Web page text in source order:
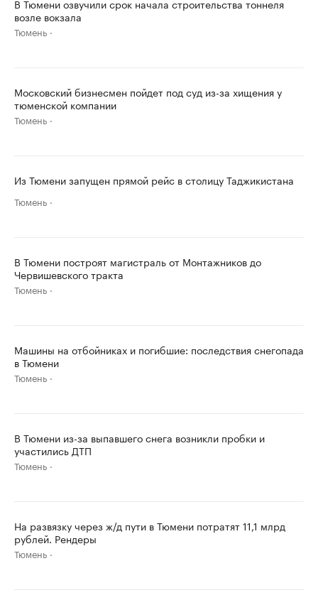
В Тюмени озвучили срок начала строительства тоннеля
возле вокзала
Тюмень
Московский бизнесмен пойдет под суд из-за хищения у
тюменской компании
Тюмень
Из Тюмени запущен прямой рейс в столицу Таджикистана
Тюмень
В Тюмени построят магистраль от Монтажников до
Червишевского тракта
Тюмень
Машины на отбойниках и погибшие: последствия снегопада
в Тюмени
Тюмень
В Тюмени из-за выпавшего снега возникли пробки и
участились ДТП
Тюмень
На развязку через ж/д пути в Тюмени потратят 11,1 млрд
рублей. Рендеры
Тюмень